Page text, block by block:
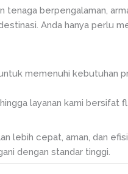
tenaga berpengalaman,
Anda hanya perlu
memenuhi kebutuhan
layanan kami bersifat
lebih cepat, aman, dan
dengan standar tinggi.